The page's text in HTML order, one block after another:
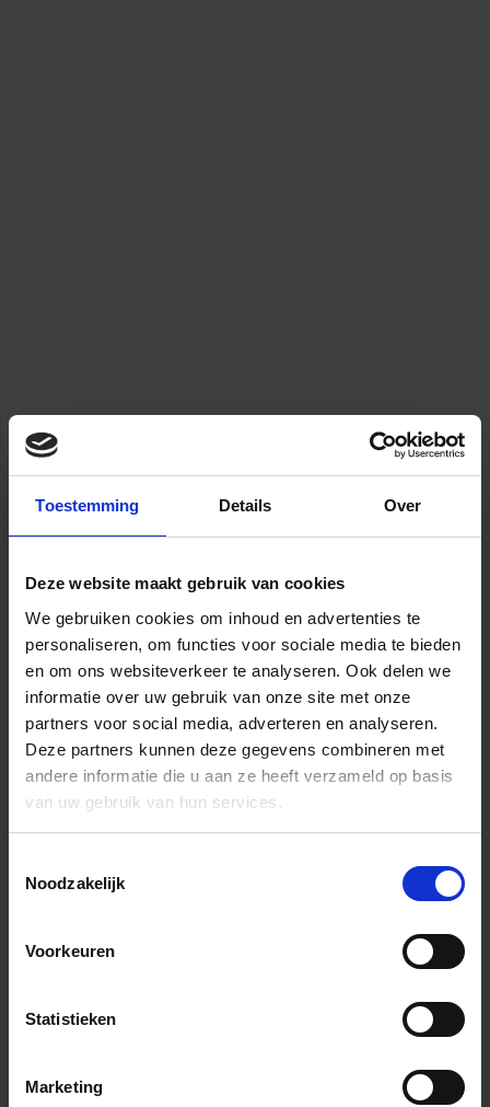
Toestemming Details Over
Deze website maakt gebruik van cookies
We gebruiken cookies om inhoud en advertenties te
personaliseren, om functies voor sociale media te bieden
en om ons websiteverkeer te analyseren. Ook delen we
informatie over uw gebruik van onze site met onze
partners voor social media, adverteren en analyseren.
Deze partners kunnen deze gegevens combineren met
andere informatie die u aan ze heeft verzameld op basis
van uw gebruik van hun services.
Noodzakelijk
Voorkeuren
Statistieken
Marketing